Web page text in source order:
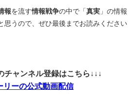
報を流す情報戦争の中で「 真実 」の情報
思うので、ぜひ最後までお読みください
チャンネル登録はこちら↓↓↓
ーの公式動画配信